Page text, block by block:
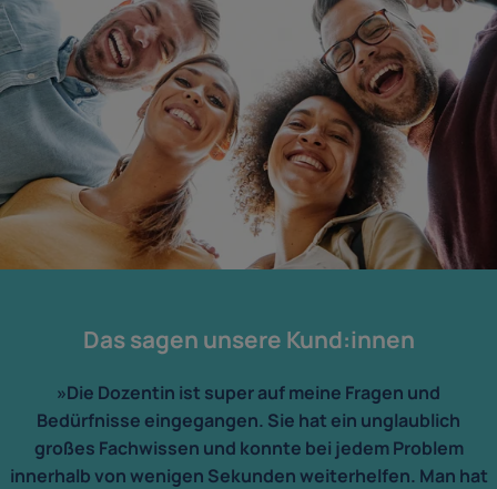
Das sagen unsere Kund:innen
»Die Dozentin ist super auf meine Fragen und
Bedürfnisse eingegangen. Sie hat ein unglaublich
großes Fachwissen und konnte bei jedem Problem
innerhalb von wenigen Sekunden weiterhelfen. Man hat